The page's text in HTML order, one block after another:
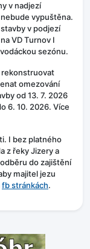
v nadjezí
vypuštěna.
v podjezí
VD Turnov I
sezónu.
rekonstruovat
omezování
od 13. 7. 2026
6. 10. 2026. Více
I bez platného
z řeky Jizery a
do zajištění
majitel jezu
fb stránkách.